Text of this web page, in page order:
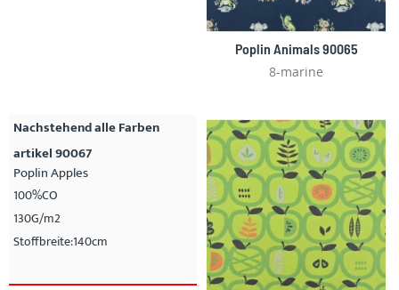
Poplin Animals 90065
8-marine
Nachstehend alle Farben
artikel 90067
Poplin Apples
100%CO
130G/m2
Stoffbreite:140cm